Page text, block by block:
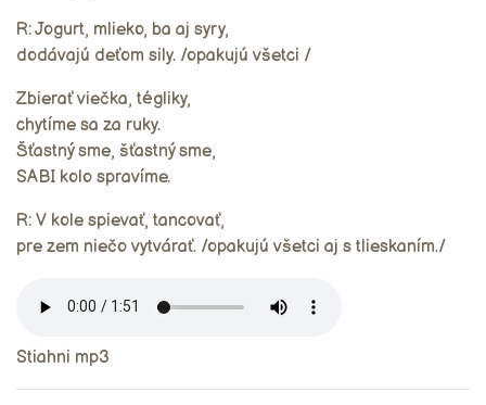
R: Jogurt, mlieko, ba aj syry,
dodávajú deťom sily. /opakujú všetci /
Zbierať viečka, tégliky,
chytíme sa za ruky.
Šťastný sme, šťastný sme,
SABI kolo spravíme.
R: V kole spievať, tancovať,
pre zem niečo vytvárať. /opakujú všetci aj s tlieskaním./
Stiahni mp3